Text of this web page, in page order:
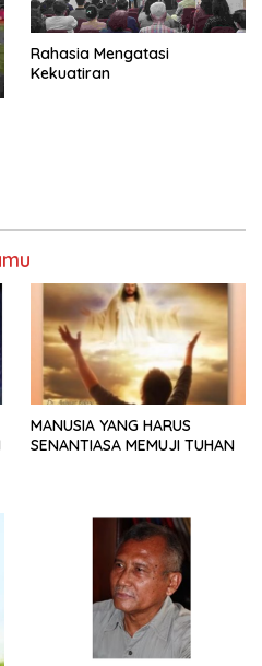
Rahasia Mengatasi
Kekuatiran
MANUSIA YANG HARUS
SENANTIASA MEMUJI TUHAN